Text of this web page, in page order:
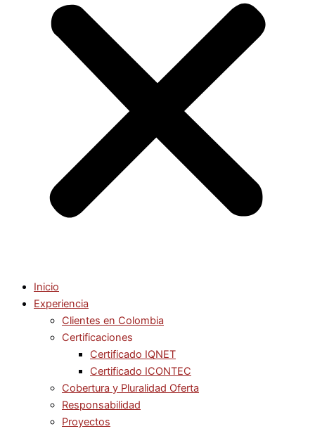
Inicio
Experiencia
Clientes en Colombia
Certificaciones
Certificado IQNET
Certificado ICONTEC
Cobertura y Pluralidad Oferta
Responsabilidad
Proyectos